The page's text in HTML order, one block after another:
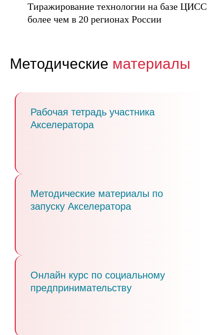
Тиражирование технологии на базе ЦИСС
более чем в 20 регионах России
Методические материалы
Рабочая тетрадь участника
Акселератора
Методические материалы по
запуску Акселератора
Онлайн курс по социальному
предпринимательству